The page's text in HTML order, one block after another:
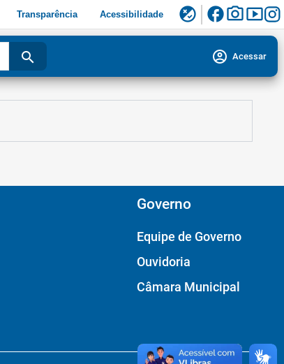
Transparência Acessibilidade flaky facebookphoto_camerasmart_display
search account_circle Acessar
Governo
Equipe de Governo
Ouvidoria
Câmara Municipal